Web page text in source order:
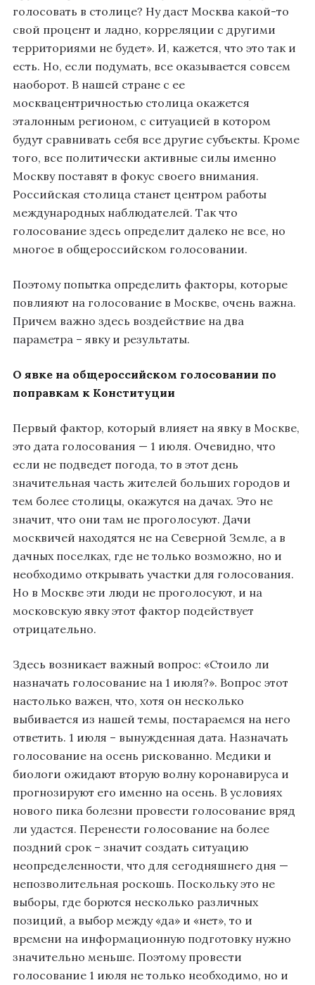
голосовать в столице? Ну даст Москва какой-то
свой процент и ладно, корреляции с другими
территориями не будет». И, кажется, что это так и
есть. Но, если подумать, все оказывается совсем
наоборот. В нашей стране с ее
москвацентричностью столица окажется
эталонным регионом, с ситуацией в котором
будут сравнивать себя все другие субъекты. Кроме
того, все политически активные силы именно
Москву поставят в фокус своего внимания.
Российская столица станет центром работы
международных наблюдателей. Так что
голосование здесь определит далеко не все, но
многое в общероссийском голосовании.
Поэтому попытка определить факторы, которые
повлияют на голосование в Москве, очень важна.
Причем важно здесь воздействие на два
параметра – явку и результаты.
О явке на общероссийском голосовании по
поправкам к Конституции
Первый фактор, который влияет на явку в Москве,
это дата голосования — 1 июля. Очевидно, что
если не подведет погода, то в этот день
значительная часть жителей больших городов и
тем более столицы, окажутся на дачах. Это не
значит, что они там не проголосуют. Дачи
москвичей находятся не на Северной Земле, а в
дачных поселках, где не только возможно, но и
необходимо открывать участки для голосования.
Но в Москве эти люди не проголосуют, и на
московскую явку этот фактор подействует
отрицательно.
Здесь возникает важный вопрос: «Стоило ли
назначать голосование на 1 июля?». Вопрос этот
настолько важен, что, хотя он несколько
выбивается из нашей темы, постараемся на него
ответить. 1 июля – вынужденная дата. Назначать
голосование на осень рискованно. Медики и
биологи ожидают вторую волну коронавируса и
прогнозируют его именно на осень. В условиях
нового пика болезни провести голосование вряд
ли удастся. Перенести голосование на более
поздний срок – значит создать ситуацию
неопределенности, что для сегодняшнего дня —
непозволительная роскошь. Поскольку это не
выборы, где борются несколько различных
позиций, а выбор между «да» и «нет», то и
времени на информационную подготовку нужно
значительно меньше. Поэтому провести
голосование 1 июля не только необходимо, но и